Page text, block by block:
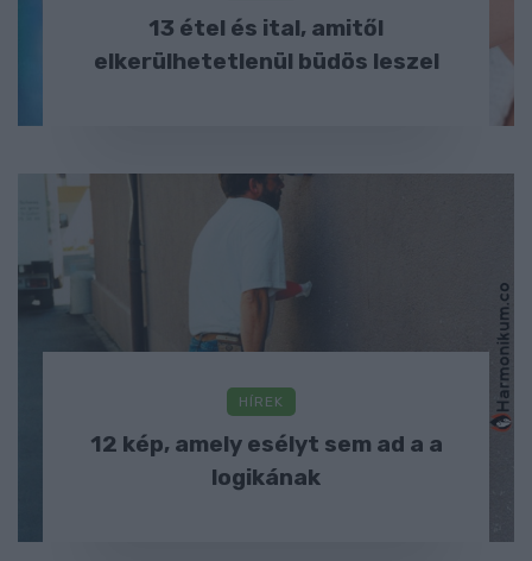
13 étel és ital, amitől
elkerülhetetlenül büdös leszel
HÍREK
12 kép, amely esélyt sem ad a a
logikának